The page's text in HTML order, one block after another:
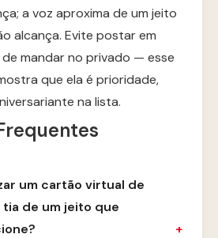
a voz aproxima de um jeito
alcança. Evite postar em
mandar no privado — esse
que ela é prioridade,
na lista.
um cartão virtual de
de um jeito que